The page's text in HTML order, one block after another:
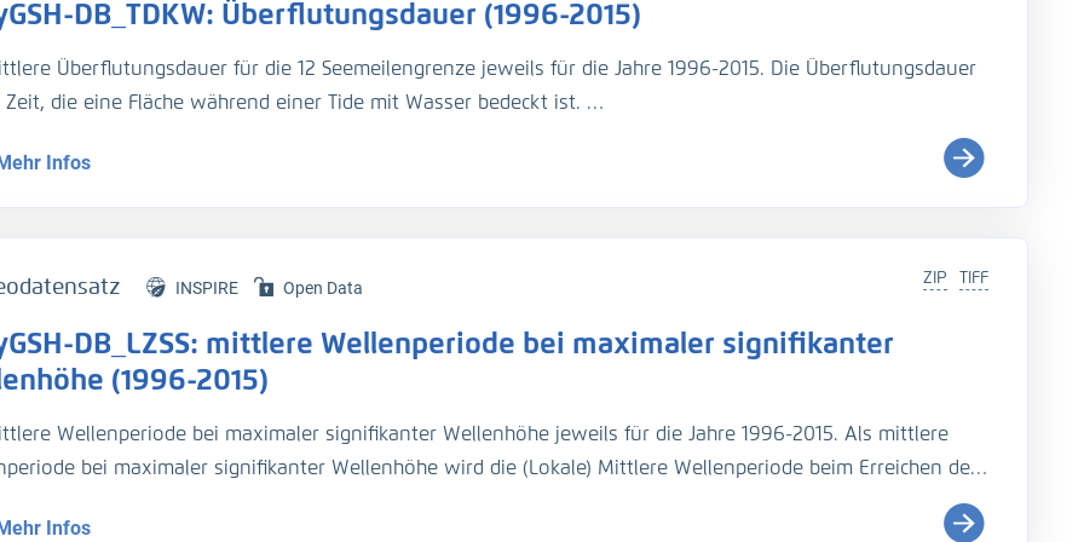
DB_TDKW: Überflutungsdauer (1996-2015)
Überflutungsdauer für die 12 Seemeilengrenze jeweils für die Jahre 1996-2015. Die Überflutungsdauer
Zeit, die eine Fläche während einer Tide mit Wasser bedeckt ist.
Beschreibung der Analysemodi befindet sich im BAWiki (
http://wiki.baw.de/de/index.php/Tidekennwer
).
R., et.al., (2019), Validierungsdokument - EasyGSH-DB - Teil: UnTRIM-SediMorph-Unk, doi:
J., et.al., (2020), Flächenhafte Analysen numerischer Simulationen aus EasyGSH-DB, doi:
R., Plüß, A., Ihde, R., Freund, J., Dreier, N., Nehlsen, E., Schrage, N., Fröhle, P., Kösters, F. (2021): An
marine data collection for the German Bight – Part 2: Tides, salinity, and waves (1996–2015). Earth
Science Data.
Infos
TIFF
ZIP
INSPIRE Open Data
DB_LZSS: mittlere Wellenperiode bei maximaler signifikanter
(1996-2015)
Wellenperiode bei maximaler signifikanter Wellenhöhe jeweils für die Jahre 1996-2015. Als mittlere
bei maximaler signifikanter Wellenhöhe wird die (Lokale) Mittlere Wellenperiode beim Erreichen der
maximalen signifikanten Wellenhöhe bezeichnet. Eine genaue Beschreibung der Analysemodi befindet
BAWiki (http://wiki.baw.de/de/index.php/Kennwerte_des_Seegangs
Infos